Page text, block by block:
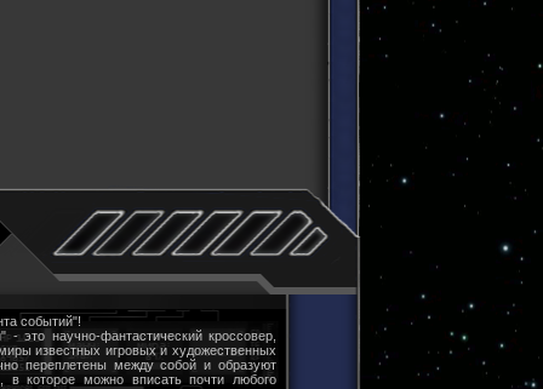
событий"!
это научно-фантастический кроссовер,
известных игровых и художественных
переплетены между собой и образуют
в которое можно вписать почти любого